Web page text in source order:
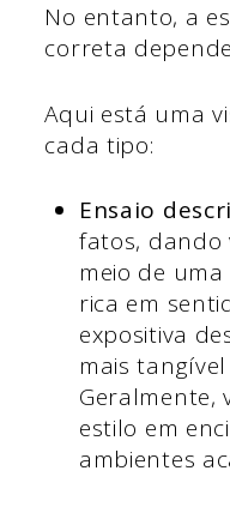
No entanto, a
correta
Aqui está uma
cada tipo:
Ensaio
fatos, dando
meio de
rica em
expositiva
mais
Geralmente,
estilo em
ambientes